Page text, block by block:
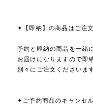
✦【即納】の商品はご注
予約と即納の商品を一緒
お届けになりますので即
別々にご注文くださいま
✦ご予約商品のキャンセ